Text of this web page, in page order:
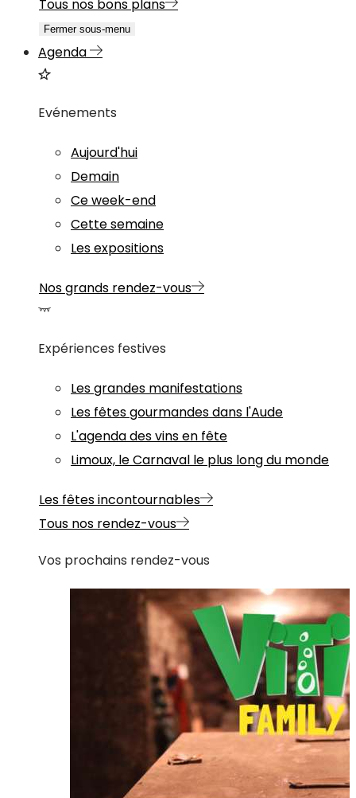
Tous nos bons plans
Fermer sous-menu
Agenda
Evénements
Aujourd'hui
Demain
Ce week-end
Cette semaine
Les expositions
Nos grands rendez-vous
Expériences festives
Les grandes manifestations
Les fêtes gourmandes dans l'Aude
L'agenda des vins en fête
Limoux, le Carnaval le plus long du monde
Les fêtes incontournables
Tous nos rendez-vous
Vos prochains rendez-vous